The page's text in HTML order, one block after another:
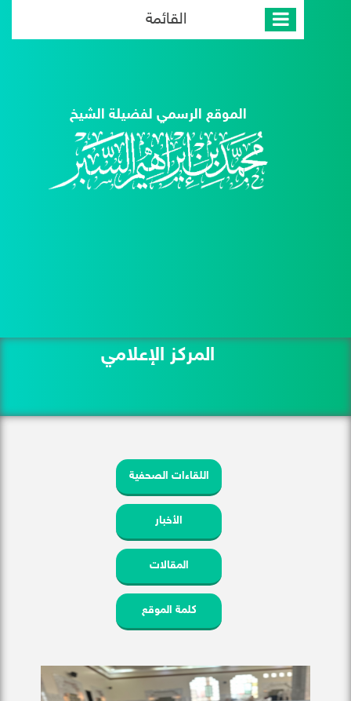
القائمة
الموقع الرسمي لفضيلة الشيخ
المركز الإعلامي
اللقاءات الصحفية
الأخبار
المقالات
كلمة الموقع